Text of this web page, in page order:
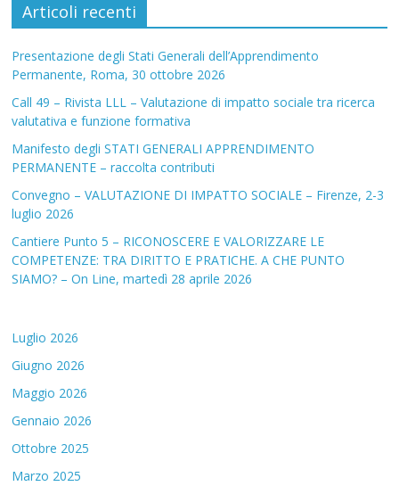
Articoli recenti
Presentazione degli Stati Generali dell’Apprendimento
Permanente, Roma, 30 ottobre 2026
Call 49 – Rivista LLL – Valutazione di impatto sociale tra ricerca
valutativa e funzione formativa
Manifesto degli STATI GENERALI APPRENDIMENTO
PERMANENTE – raccolta contributi
Convegno – VALUTAZIONE DI IMPATTO SOCIALE – Firenze, 2-3
luglio 2026
Cantiere Punto 5 – RICONOSCERE E VALORIZZARE LE
COMPETENZE: TRA DIRITTO E PRATICHE. A CHE PUNTO
SIAMO? – On Line, martedì 28 aprile 2026
Luglio 2026
Giugno 2026
Maggio 2026
Gennaio 2026
Ottobre 2025
Marzo 2025